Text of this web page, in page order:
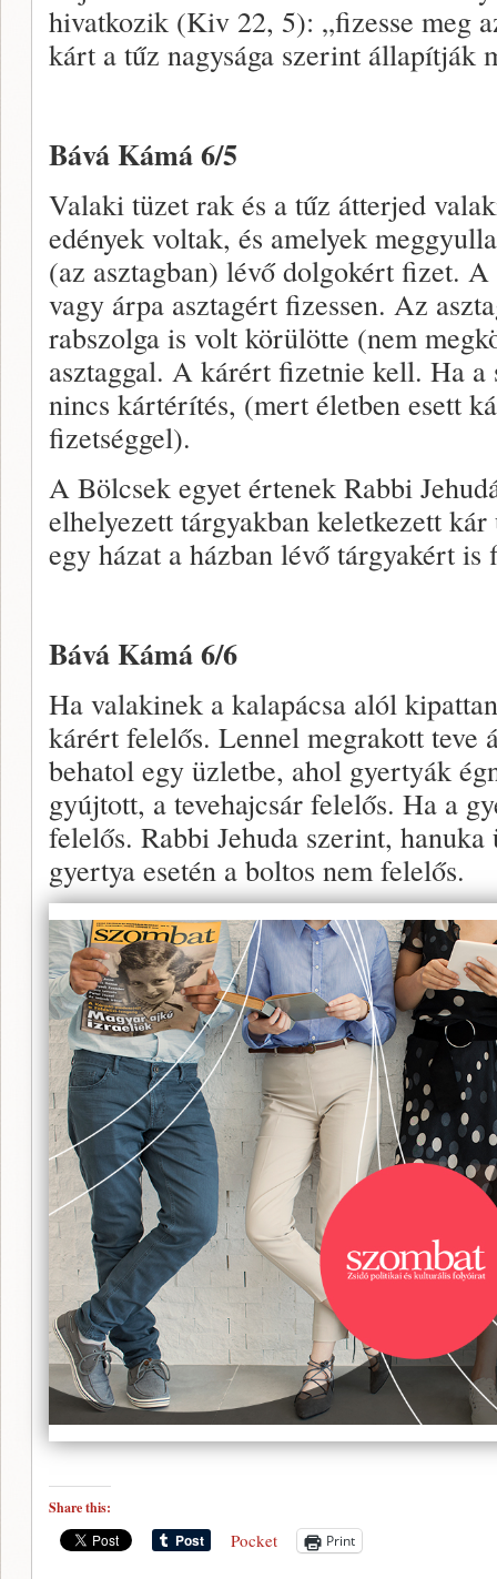
hivatkozik (Kiv 22, 5): „fizesse meg
kárt a tűz nagysága szerint állapítják
Bává Kámá 6/5
Valaki tüzet rak és a tűz átterjed
edények voltak, és amelyek
(az asztagban) lévő dolgokért fizet.
vagy árpa asztagért fizessen. Az
rabszolga is volt körülötte (nem
asztaggal. A kárért fizetnie kell. Ha a
nincs kártérítés, (mert életben esett
fizetséggel).
A Bölcsek egyet értenek Rabbi
elhelyezett tárgyakban keletkezett
egy házat a házban lévő tárgyakért
Bává Kámá 6/6
Ha valakinek a kalapácsa alól
kárért felelős. Lennel megrakott teve
behatol egy üzletbe, ahol gyertyák
gyújtott, a tevehajcsár felelős. Ha a
felelős. Rabbi Jehuda szerint,
gyertya esetén a boltos nem felelős.
Share this:
Pocket Print